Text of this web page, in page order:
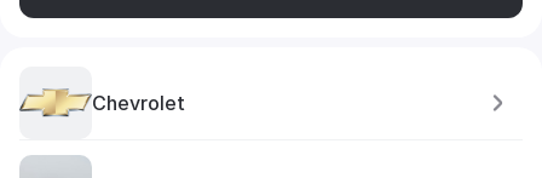
Chevrolet